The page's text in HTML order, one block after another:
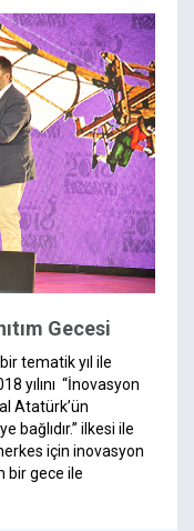
Gecesi
tematik yıl ile
yılını “İnovasyon
Atatürk’ün
bağlıdır.” ilkesi ile
için inovasyon
bir gece ile